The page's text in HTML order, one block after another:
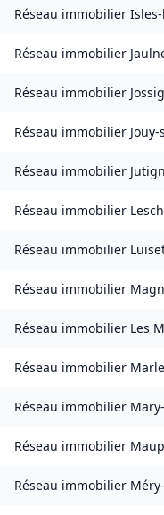
Réseau immobilier
Réseau immobilier
Réseau immobilier
Réseau immobilier
Réseau immobilier
Réseau immobilier
Réseau immobilier
Réseau immobilier
Réseau immobilier Les
Réseau immobilier
Réseau immobilier
Réseau immobilier
Réseau immobilier